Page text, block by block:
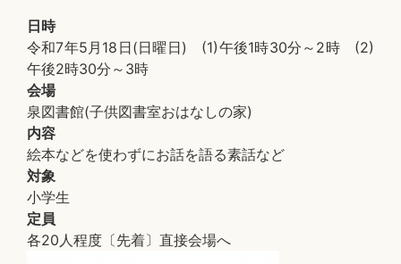
日時
令和7年5月18日(日曜日) (1)午後1時30分～2時 (2)
午後2時30分～3時
会場
泉図書館(子供図書室おはなしの家)
内容
絵本などを使わずにお話を語る素話など
対象
小学生
定員
各20人程度〔先着〕直接会場へ